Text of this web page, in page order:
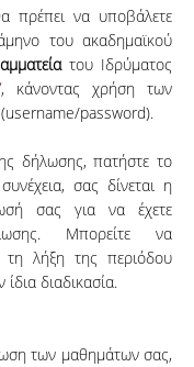
πρέπει να υποβάλετε
του ακαδημαϊκού
του Ιδρύματος
, κάνοντας χρήση των
password).
δήλωσης, πατήστε το
σας δίνεται η
σας για να έχετε
Μπορείτε να
λήξη της περιόδου
διαδικασία.
των μαθημάτων σας,